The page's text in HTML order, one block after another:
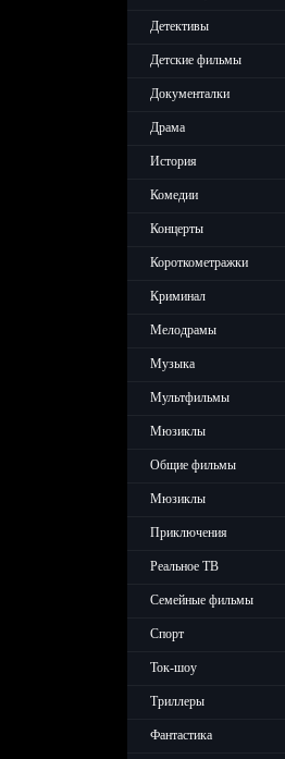
Детективы
Детские фильмы
Документалки
Драма
История
Комедии
Концерты
Короткометражки
Криминал
Мелодрамы
Музыка
Мультфильмы
Мюзиклы
Общие фильмы
Мюзиклы
Приключения
Реальное ТВ
Семейные фильмы
Спорт
Ток-шоу
Триллеры
Фантастика